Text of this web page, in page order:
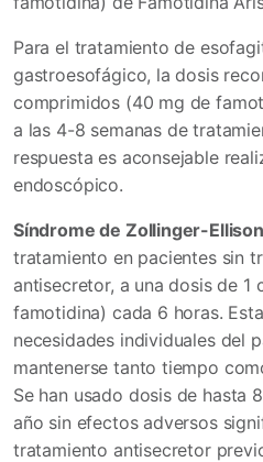
Para el tratamiento de
gastroesofágico, la dosis
comprimidos (40 mg de
a las 4-8 semanas de
respuesta es aconsejable
endoscópico.
Síndrome de Zollinger-
tratamiento en pacientes sin
antisecretor, a una dosis de
famotidina) cada 6 horas.
necesidades individuales del
mantenerse tanto tiempo
Se han usado dosis de hasta
año sin efectos adversos
tratamiento antisecretor